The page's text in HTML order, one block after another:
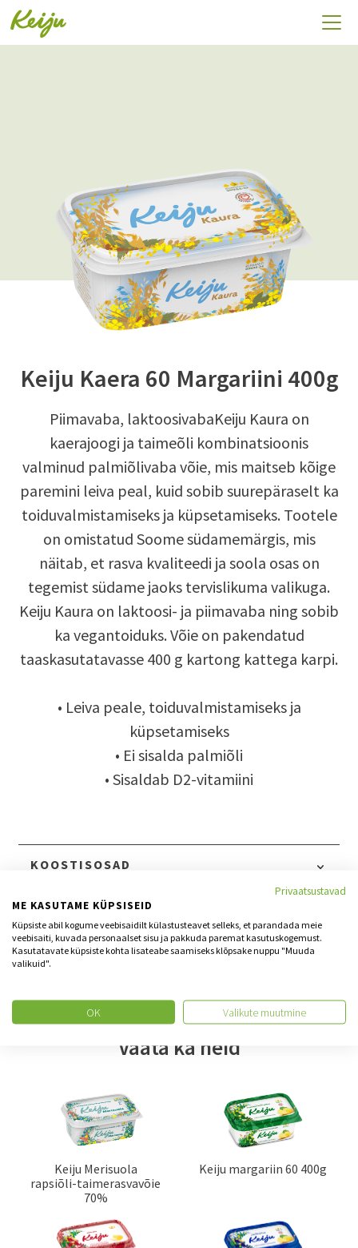
Keiju Kaera 60 Margariini 400g
Piimavaba, laktoosivabaKeiju Kaura on
kaerajoogi ja taimeõli kombinatsioonis
valminud palmiõlivaba võie, mis maitseb kõige
paremini leiva peal, kuid sobib suurepäraselt ka
toiduvalmistamiseks ja küpsetamiseks. Tootele
on omistatud Soome südamemärgis, mis
näitab, et rasva kvaliteedi ja soola osas on
tegemist südame jaoks tervislikuma valikuga.
Keiju Kaura on laktoosi- ja piimavaba ning sobib
ka vegantoiduks. Võie on pakendatud
taaskasutatavasse 400 g kartong kattega karpi.
• Leiva peale, toiduvalmistamiseks ja
küpsetamiseks
• Ei sisalda palmiõli
• Sisaldab D2-vitamiini
KOOSTISOSAD
TOITEVÄÄRTUS 100 G
Vaata ka neid
Keiju Merisuola
rapsiõli-taimerasvavõie
70%
Keiju margariin 60 400g
Privaatsustavad
ME KASUTAME KÜPSISEID
Küpsiste abil kogume veebisaidilt külastusteavet selleks, et parandada meie
veebisaiti, kuvada personaalset sisu ja pakkuda paremat kasutuskogemust.
Kasutatavate küpsiste kohta lisateabe saamiseks klõpsake nuppu "Muuda
valikuid".
OK Valikute muutmine